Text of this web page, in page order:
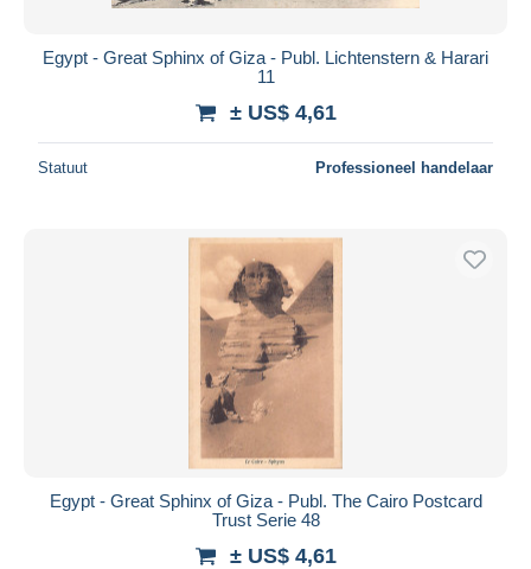
Egypt - Great Sphinx of Giza - Publ. Lichtenstern & Harari
11
± US$ 4,61
Statuut Professioneel handelaar
Egypt - Great Sphinx of Giza - Publ. The Cairo Postcard
Trust Serie 48
± US$ 4,61